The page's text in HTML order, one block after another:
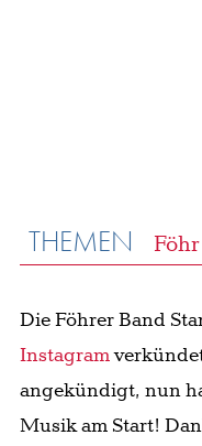
THEMEN Föhr
Die Föhrer Band
Instagram
angekündigt, nun
Musik am Start!